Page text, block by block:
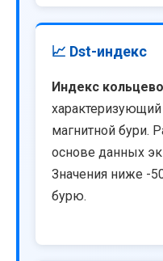
📈 Dst-индекс
Индекс
характеризующий
магнитной бури.
основе данных
Значения ниже -
бурю.